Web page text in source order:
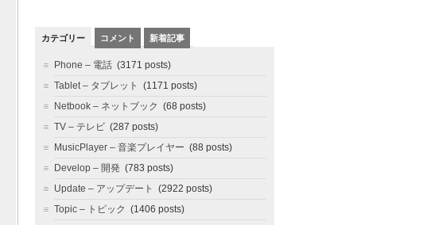
カテゴリー コメント 新着記事
Phone – 電話 (3171 posts)
Tablet – タブレット
(1171 posts)
Netbook – ネットブック (68 posts)
TV – テレビ (287 posts)
MusicPlayer – 音楽プレイヤー (88 posts)
Develop – 開発 (783 posts)
Update – アップデート
(2922 posts)
Topic – トピック (1406 posts)